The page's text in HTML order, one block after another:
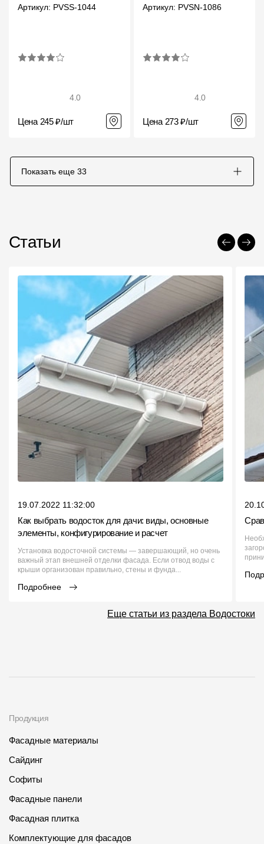
Артикул: PVSS-1044
4.0
Цена 245 ₽/шт
Артикул: PVSN-1086
4.0
Цена 273 ₽/шт
Показать еще 33
Статьи
19.07.2022 11:32:00
Как выбрать водосток для дачи: виды, основные
элементы, конфигурирование и расчет
Установка водосточной системы — завершающий, но очень
важный этап внешней отделки фасада. Если отвод воды с
крыши организован правильно, стены и фунда...
Подробнее
Еще статьи из раздела Водостоки
Продукция
Фасадные материалы
Сайдинг
Софиты
Фасадные панели
Фасадная плитка
Комплектующие для фасадов